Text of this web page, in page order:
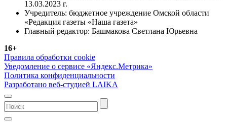
13.03.2023 г.
Учредитель: бюджетное учреждение Омской области
«Редакция газеты «Наша газета»
Главный редактор: Башмакова Светлана Юрьевна
16+
Правила обработки cookie
Уведомление о сервисе «Яндекс.Метрика»
Политика конфиденциальности
Разработано веб-студией LAIKA